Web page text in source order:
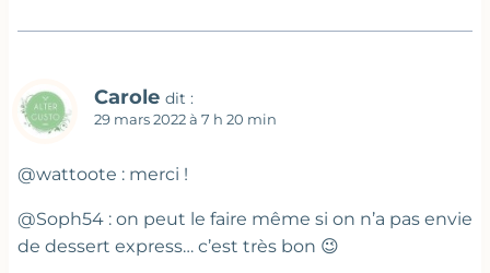
Carole dit :
29 mars 2022 à 7 h 20 min
@wattoote : merci !
@Soph54 : on peut le faire même si on n’a pas envie
de dessert express… c’est très bon 😉